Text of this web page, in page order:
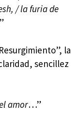
/ la furia de
la
sencillez
amor…”